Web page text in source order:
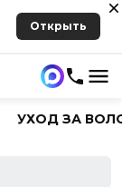
Открыть
УХОД ЗА